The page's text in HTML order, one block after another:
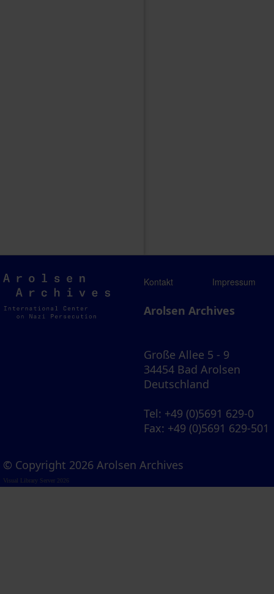
Arolsen
Archives
Kontakt Impressum
Arolsen Archives
Große Allee 5 - 9
34454 Bad Arolsen
Deutschland
Tel: +49 (0)5691 629-0
Fax: +49 (0)5691 629-501
© Copyright 2026 Arolsen Archives
Visual Library Server 2026